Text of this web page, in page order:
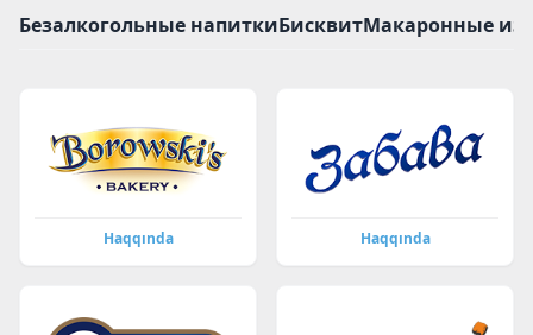
Безалкогольные напиткиБисквитМакаронные
Haqqında Haqqında